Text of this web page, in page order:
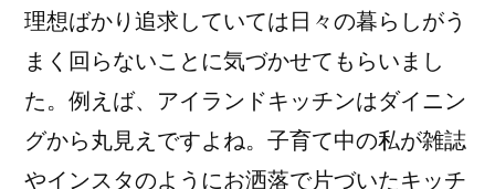
理想ばかり追求していては日々の暮らしがう
まく回らないことに気づかせてもらいまし
た。例えば、アイランドキッチンはダイニン
グから丸見えですよね。子育て中の私が雑誌
やインスタのようにお洒落で片づいたキッチ